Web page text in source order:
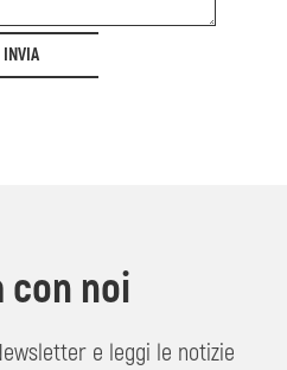
INVIA
con noi
e leggi le notizie